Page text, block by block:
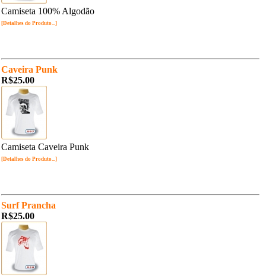
Camiseta 100% Algodão
[Detalhes do Produto...]
Caveira Punk
R$25.00
Camiseta Caveira Punk
[Detalhes do Produto...]
Surf Prancha
R$25.00